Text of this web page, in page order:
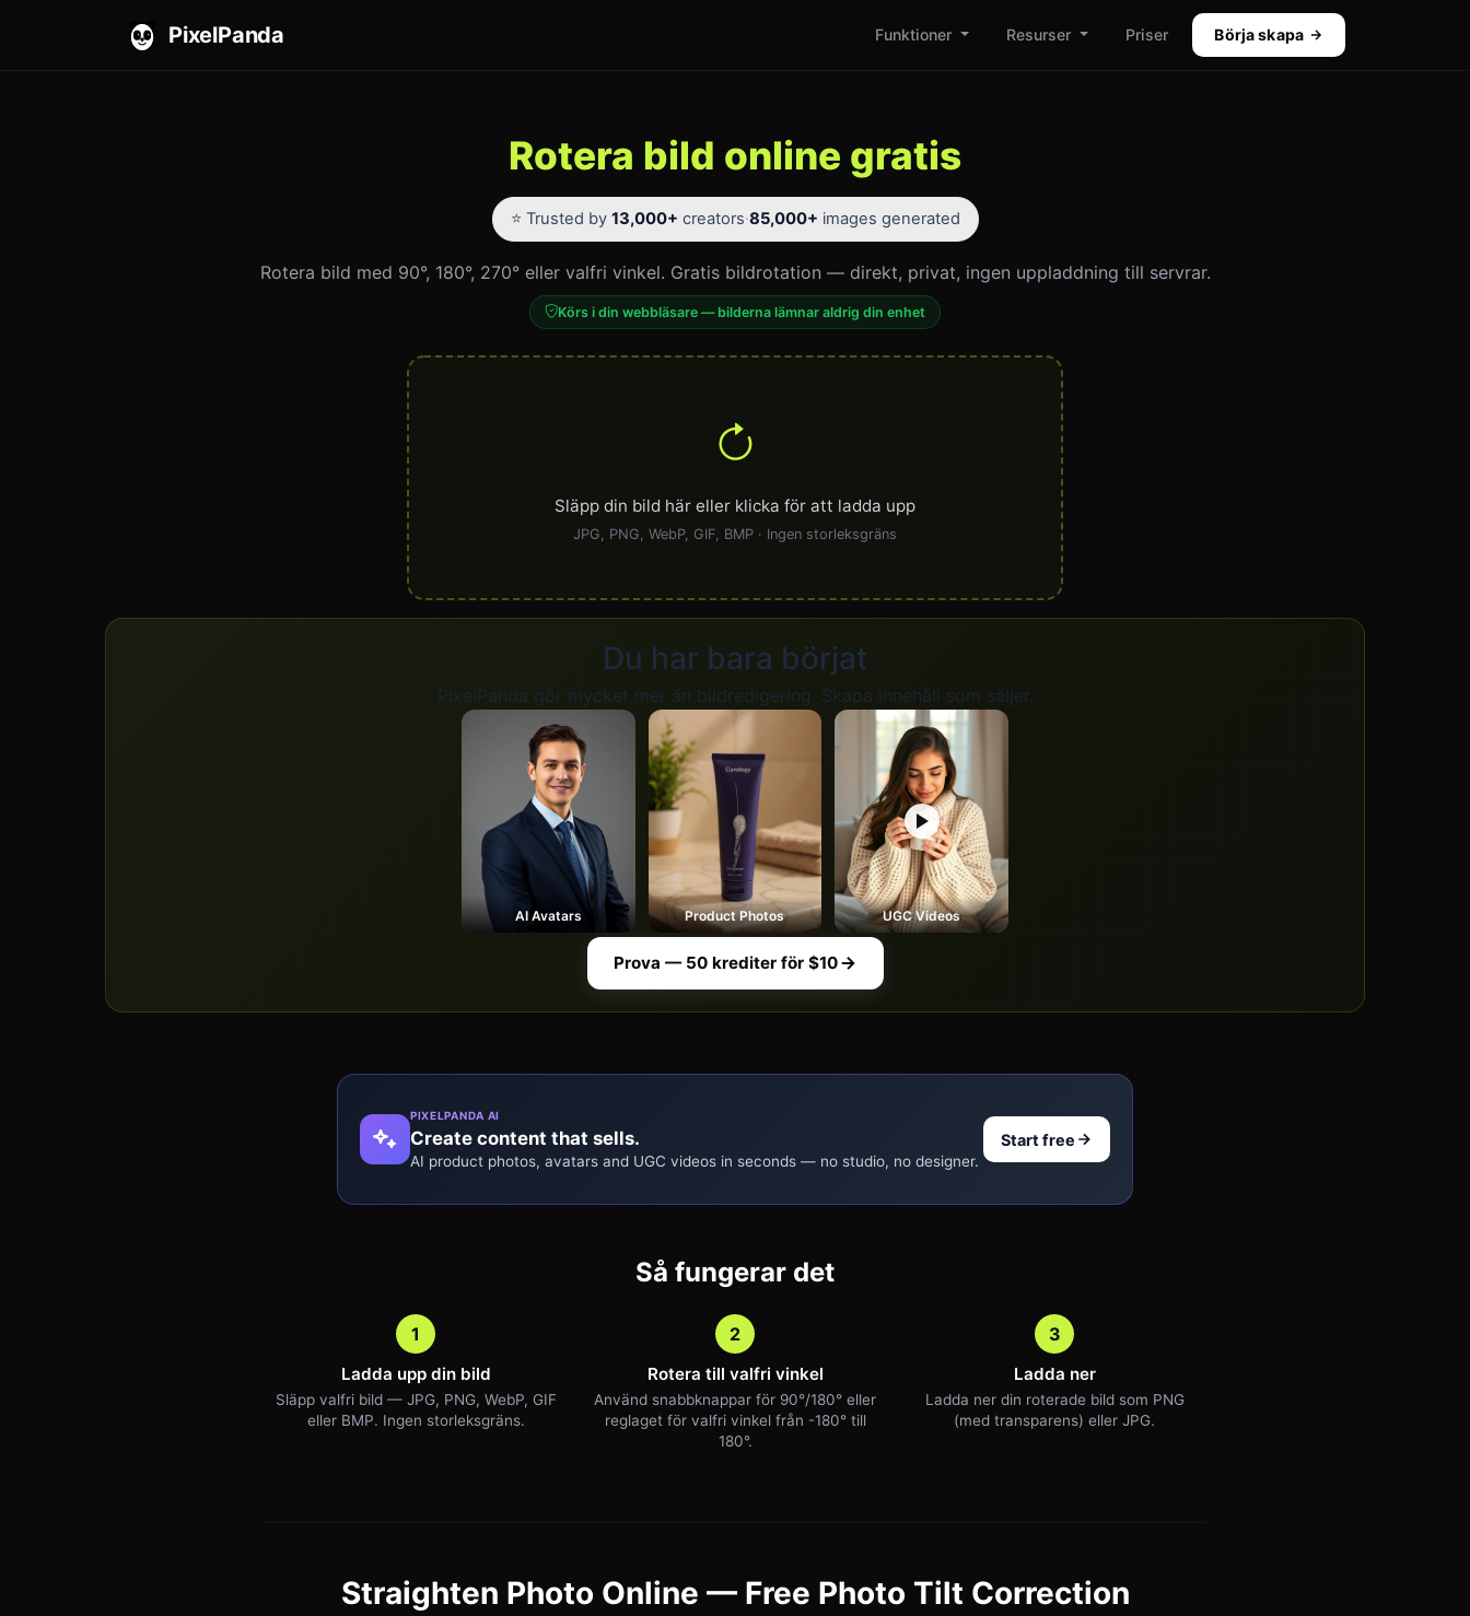
PixelPanda Funktioner Resurser Priser Börja skapa
Rotera bild online gratis
⭐ Trusted by 13,000+ creators·85,000+ images generated
Rotera bild med 90°, 180°, 270° eller valfri vinkel. Gratis bildrotation — direkt, privat, ingen uppladdning till servrar.
Körs i din webbläsare — bilderna lämnar aldrig din enhet
Släpp din bild här eller klicka för att ladda upp
JPG, PNG, WebP, GIF, BMP · Ingen storleksgräns
Du har bara börjat
PixelPanda gör mycket mer än bildredigering. Skapa innehåll som säljer.
AI Avatars Product Photos UGC Videos
Prova — 50 krediter för $10
PIXELPANDA AI
Create content that sells.
AI product photos, avatars and UGC videos in seconds — no studio, no designer.
Start free
Så fungerar det
1
Ladda upp din bild
Släpp valfri bild — JPG, PNG, WebP, GIF
eller BMP. Ingen storleksgräns.
2
Rotera till valfri vinkel
Använd snabbknappar för 90°/180° eller
reglaget för valfri vinkel från -180° till
180°.
3
Ladda ner
Ladda ner din roterade bild som PNG
(med transparens) eller JPG.
Straighten Photo Online — Free Photo Tilt Correction